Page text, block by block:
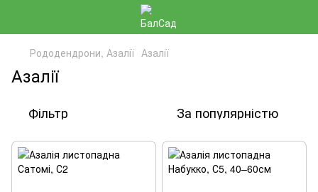
Рододендрони, Азалії Азалії
Азалії
Фільтр За популярністю